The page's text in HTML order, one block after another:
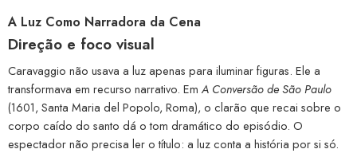
A Luz Como Narradora da Cena
Direção e foco visual
Caravaggio não usava a luz apenas para iluminar figuras. Ele a
transformava em recurso narrativo. Em A Conversão de São Paulo
(1601, Santa Maria del Popolo, Roma), o clarão que recai sobre o
corpo caído do santo dá o tom dramático do episódio. O
espectador não precisa ler o título: a luz conta a história por si só.